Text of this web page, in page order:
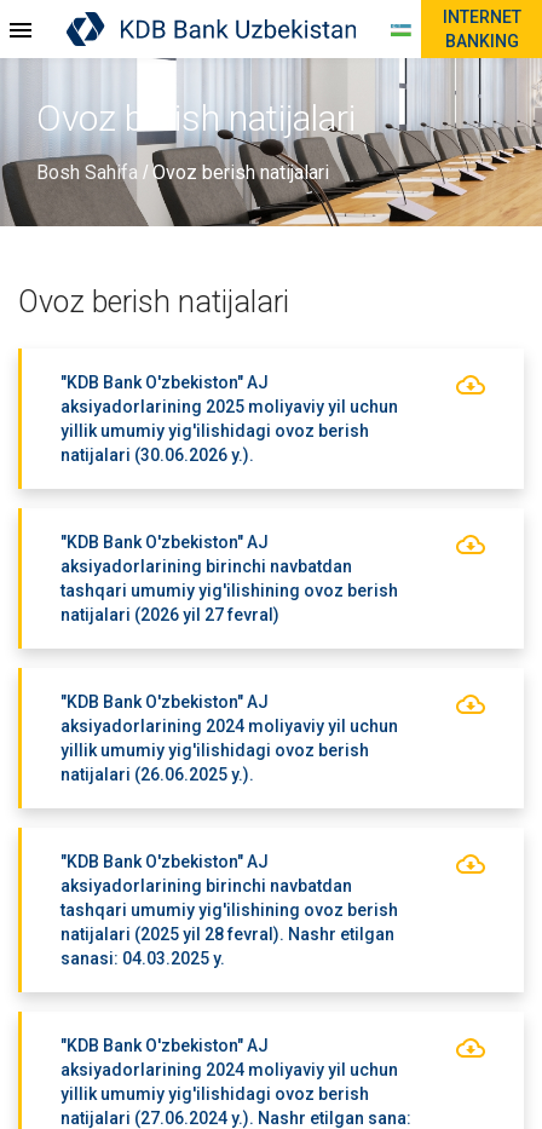
INTERNET
BANKING
Ovoz berish natijalari
Bosh Sahifa / Ovoz berish natijalari
Ovoz berish natijalari
"KDB Bank O'zbekiston" AJ
aksiyadorlarining 2025 moliyaviy yil uchun
yillik umumiy yig'ilishidagi ovoz berish
natijalari (30.06.2026 y.).
"KDB Bank O'zbekiston" AJ
aksiyadorlarining birinchi navbatdan
tashqari umumiy yig'ilishining ovoz berish
natijalari (2026 yil 27 fevral)
"KDB Bank O'zbekiston" AJ
aksiyadorlarining 2024 moliyaviy yil uchun
yillik umumiy yig'ilishidagi ovoz berish
natijalari (26.06.2025 y.).
"KDB Bank O'zbekiston" AJ
aksiyadorlarining birinchi navbatdan
tashqari umumiy yig'ilishining ovoz berish
natijalari (2025 yil 28 fevral). Nashr etilgan
sanasi: 04.03.2025 y.
"KDB Bank O'zbekiston" AJ
aksiyadorlarining 2024 moliyaviy yil uchun
yillik umumiy yig'ilishidagi ovoz berish
natijalari (27.06.2024 y.). Nashr etilgan sana: